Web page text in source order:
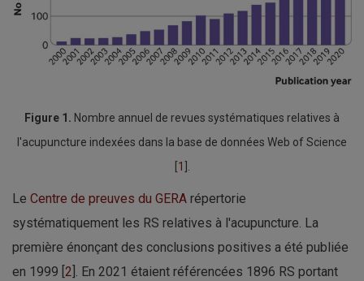
Figure 1. Nombre annuel de revues systématiques relatives à
l'acupuncture indexées dans la base de données Web of Science
[1].
Le Centre de preuves du GERA répertorie
systématiquement les RS relatives à l'acupuncture. La
première énonçant des conclusions positives a été publiée
en 1999 [ 2
]. En 2021 étaient référencées 1896 RS portant